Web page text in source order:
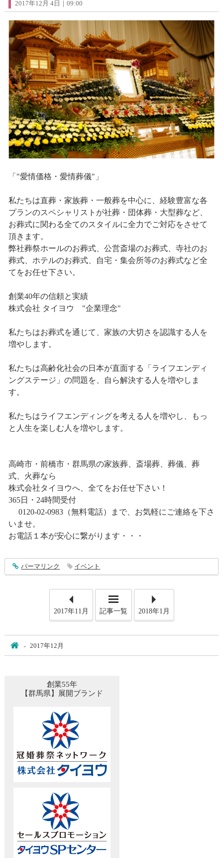
2017年12月 4日｜09:00
「"愛情価格・愛情葬儀"」
私たちは直葬・家族葬・一般葬を中心に、経験豊富な各
プランのスペシャリストが社葬・団体葬・大型葬など、
お葬式に関わる全てのスタイルに全力でご対応をさせて
頂きます。
弊社葬祭ホールのお葬式、公営斎場のお葬式、寺社のお
葬式、ホテルのお葬式、自宅・集会所等のお葬式など全
てをお任せ下さい。
創業40年の信頼と実績
株式会社 タイヨウ "企業理念"
私たちはお葬式を通じて、家族の大切さを認識する人を
増やします。
私たちは高齢化社会の日本が直面する「ライフエンディ
ングステージ」の問題を、自ら解決する人を増やしま
す。
私たちはライフエンディングを考える人を増やし、もっ
と人生を楽しむ人を増やします。
高崎市・前橋市・群馬県の家族葬、斎場葬、葬儀、葬
式、火葬なら
株式会社タイヨウへ、全てをお任せ下さい！
365日・24時間受付
0120-02-0983（無料電話）まで、お気軽にご連絡を下さ
いませ。
お電話１本が安心に繋がります・・・
entry1182
パーマリンク イベント
2017年11月 記事一覧 2018年1月
ホーム
2017年12月
創業55年
【群馬県】展開ブランド